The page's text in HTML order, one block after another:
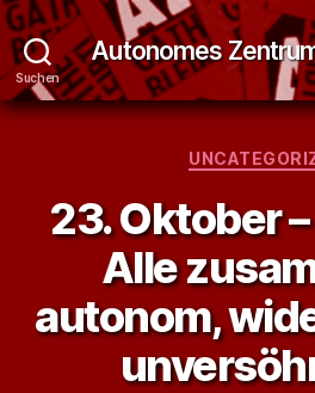
Suchen
Autonomes
23. Oktober
Alle
autonom,